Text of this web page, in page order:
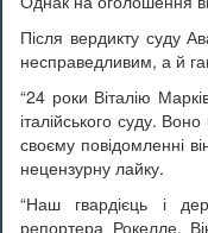
Після вердикту суду
несправедливим, а й
“24 роки Віталію
італійського суду.
своєму повідомленні
нецензурну лайку.
“Наш гвардієць і
репортера Рокелле.